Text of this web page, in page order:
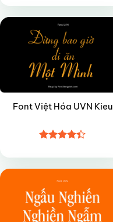
hạng4.35
5 sao
Font Việt Hóa UVN Kieu
hạng4.4
5 sao